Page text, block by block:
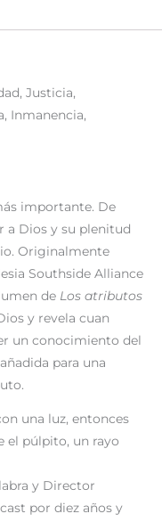
Justicia,
Inmanencia,
importante. De
a Dios y su plenitud
Originalmente
Southside Alliance
de Los atributos
y revela cuan
un conocimiento del
para una
una luz, entonces
el púlpito, un rayo
y Director
por diez años y